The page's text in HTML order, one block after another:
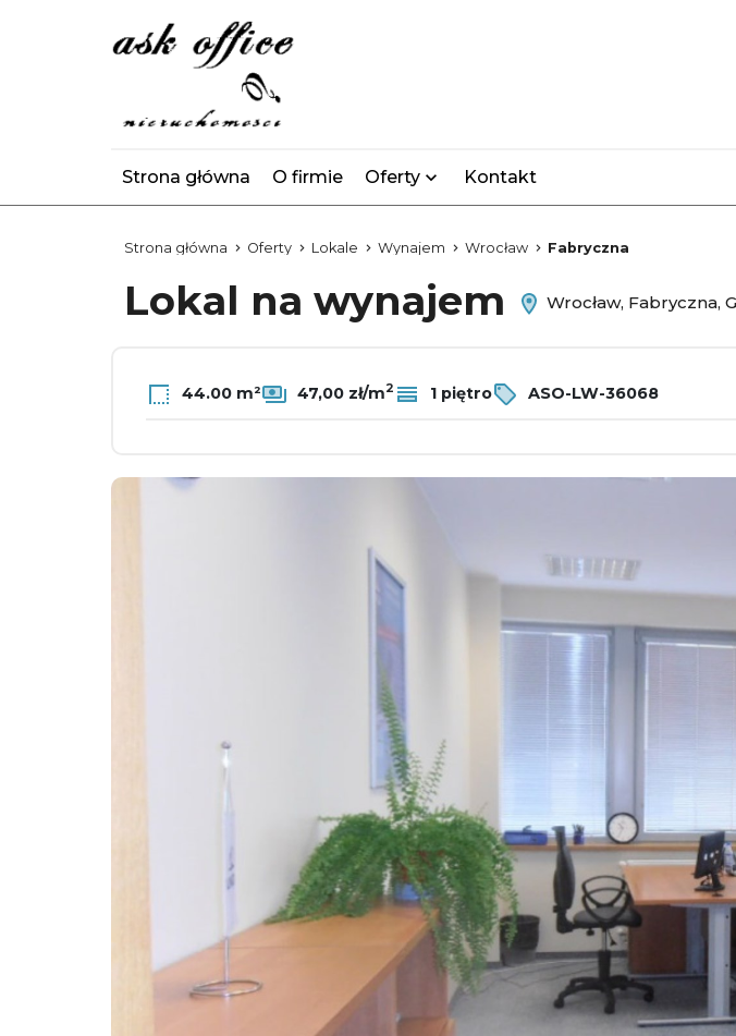
Strona główna O firmie Oferty Kontakt
Strona główna Oferty Lokale Wynajem Wrocław Fabryczna
Lokal na wynajem Wrocław, Fabryczna,
44.00 m² 47,00 zł/m2 1 piętro ASO-LW-36068